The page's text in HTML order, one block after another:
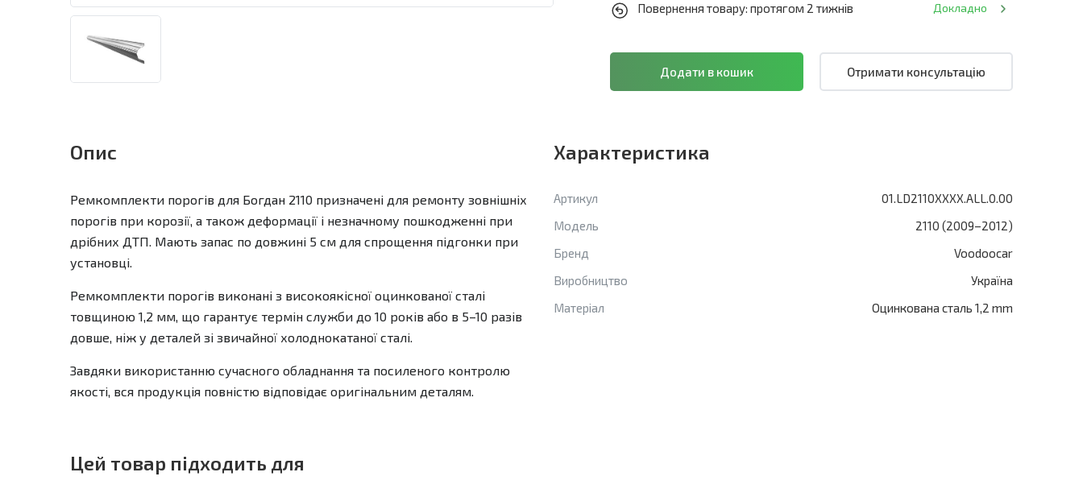
Повернення товару: протягом 2 тижнів Докладно
Отримати консультацію
Опис
Ремкомплекти порогів для Богдан 2110 призначені для ремонту зовнішніх
порогів при корозії, а також деформації і незначному пошкодженні при
дрібних ДТП. Мають запас по довжині 5 см для спрощення підгонки при
установці.
Ремкомплекти порогів виконані з високоякісної оцинкованої сталі
товщиною 1,2 мм, що гарантує термін служби до 10 років або в 5–10 разів
довше, ніж у деталей зі звичайної холоднокатаної сталі.
Завдяки використанню сучасного обладнання та посиленого контролю
якості, вся продукція повністю відповідає оригінальним деталям.
Характеристика
Артикул
01.LD2110XXXX.ALL.0.00
Модель
2110 (2009–2012)
Бренд
Voodoocar
Виробництво
Україна
Матеріал
Оцинкована сталь 1,2 mm
Цей товар підходить для